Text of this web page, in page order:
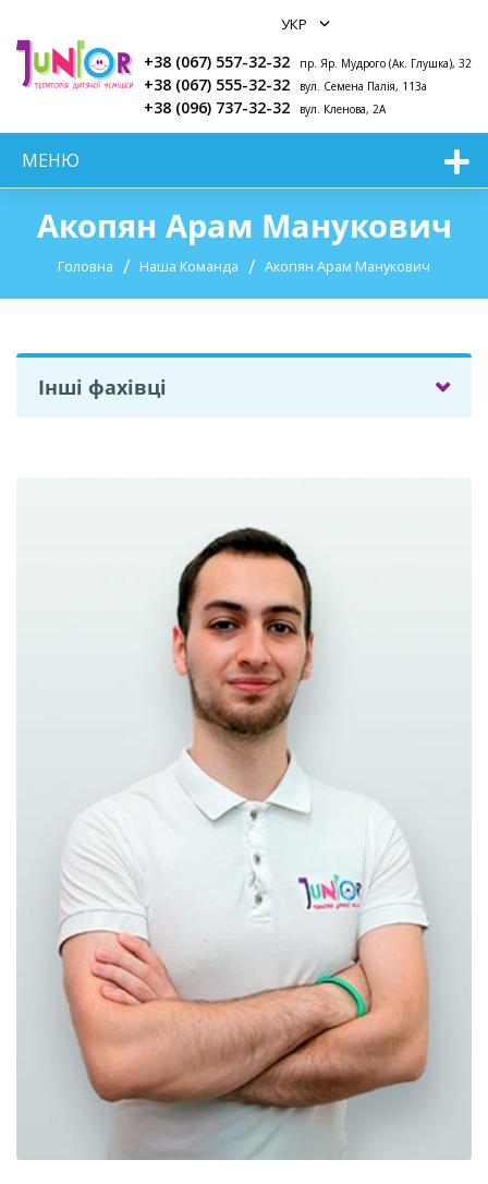
+38 (067) 557-32-32 пр. Яр. Мудрого (Ак. Глушка), 32
+38 (067) 555-32-32 вул. Семена Палія, 113а
+38 (096) 737-32-32 вул. Кленова, 2А
МЕНЮ
Акопян Арам Манукович
Головна Наша Команда Акопян Арам Манукович
Інші фахівці